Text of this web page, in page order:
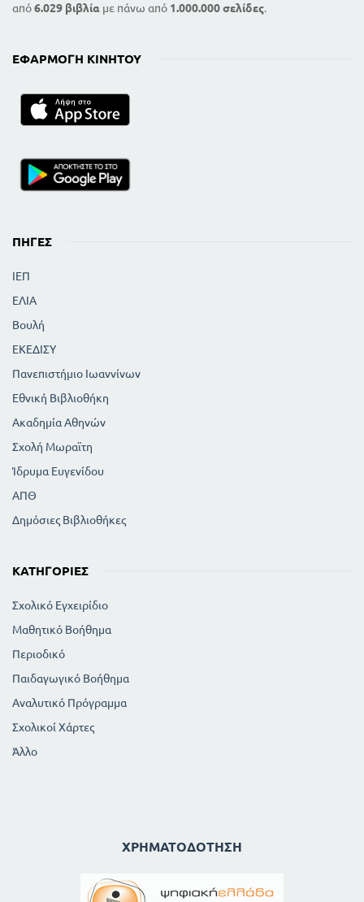
από6.029 βιβλία με πάνω από 1.000.000 σελίδες.
ΕΦΑΡΜΟΓΉ ΚΙΝΗΤΟΎ
ΠΗΓΈΣ
ΙΕΠ
ΕΛΙΑ
Βουλή
ΕΚΕΔΙΣΥ
Πανεπιστήμιο Ιωαννίνων
Εθνική Βιβλιοθήκη
Ακαδημία Αθηνών
Σχολή Μωραϊτη
Ίδρυμα Ευγενίδου
ΑΠΘ
Δημόσιες Βιβλιοθήκες
ΚΑΤΗΓΟΡΊΕΣ
Σχολικό Εγχειρίδιο
Μαθητικό Βοήθημα
Περιοδικό
Παιδαγωγικό Βοήθημα
Αναλυτικό Πρόγραμμα
Σχολικοί Χάρτες
Άλλο
ΧΡΗΜΑΤΟΔΌΤΗΣΗ